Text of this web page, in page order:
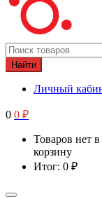
Найти
Личный
0 0 ₽
Товаров нет
корзину
Итог: 0 ₽